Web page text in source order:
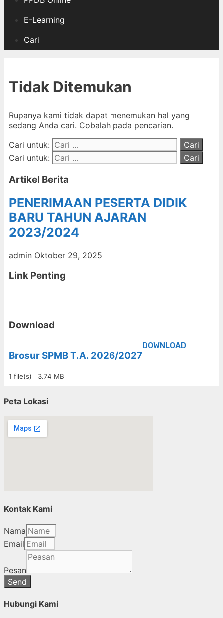
E-Learning
Cari
Tidak Ditemukan
Rupanya kami tidak dapat menemukan hal yang
sedang Anda cari. Cobalah pada pencarian.
Cari untuk:
Cari untuk:
Artikel Berita
PENERIMAAN PESERTA DIDIK
BARU TAHUN AJARAN
2023/2024
admin Oktober 29, 2025
Link Penting
Download
Brosur SPMB T.A. 2026/2027
1 file(s) 3.74 MB
DOWNLOAD
Peta Lokasi
Kontak Kami
Nama
Email
Pesan
Send
Hubungi Kami